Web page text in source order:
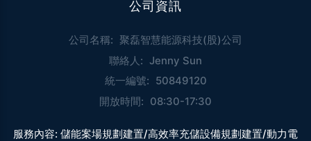
公司資訊
公司名稱: 聚磊智慧能源科技(股)公司
聯絡人: Jenny Sun
統一編號: 50849120
開放時間: 08:30-17:30
服務內容: 儲能案場規劃建置/高效率充儲設備規劃建置/動力電